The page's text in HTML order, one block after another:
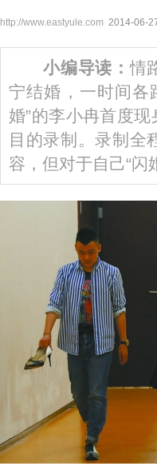
http://www.eastyule.com 2014-06-
小编导读：情
宁结婚，一时间各
婚”的李小冉首度
目的录制。录制全
容，但对于自己“闪